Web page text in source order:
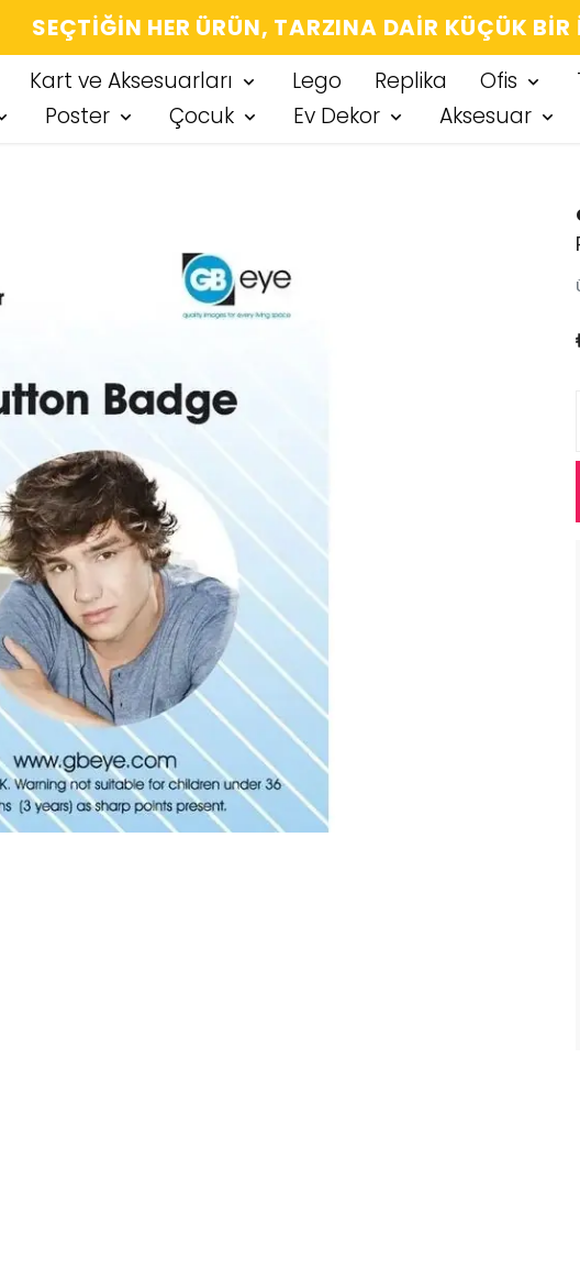
SEÇTIĞIN HER ÜRÜN, TARZINA DAIR KÜÇÜK
Kart ve Aksesuarları Lego Replika Ofis
Poster Çocuk Ev Dekor Aksesuar